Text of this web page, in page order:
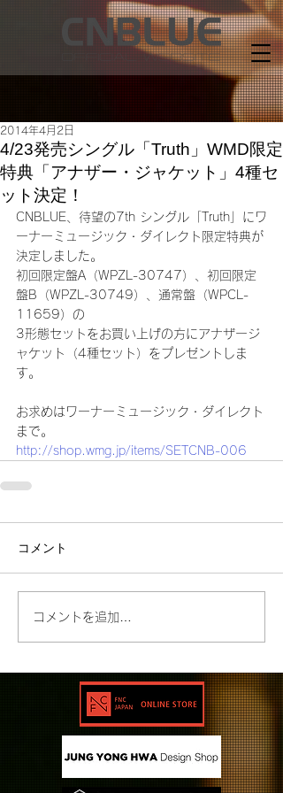
4/23発売シングル「Truth」WMD限定
特典「アナザー・ジャケット」4種セ
ット決定！
2014年4月2日
CNBLUE、待望の7th シングル「Truth」にワ
ーナーミュージック・ダイレクト限定特典が
決定しました。
初回限定盤A（WPZL-30747）、初回限定
盤B（WPZL-30749）、通常盤（WPCL-
11659）の
3形態セットをお買い上げの方にアナザージ
ャケット（4種セット）をプレゼントしま
す。
お求めはワーナーミュージック・ダイレクト
まで。
http://shop.wmg.jp/items/SETCNB-006
コメント
コメントを追加…